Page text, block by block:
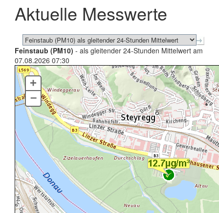
schließen
Aktuelle Messwerte
Feinstaub (PM10) - als gleitender 24-Stunden Mittelwert am
07.08.2026 07:30
+
–